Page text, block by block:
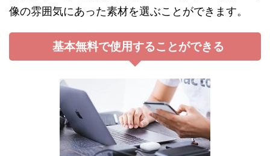
像の雰囲気にあった素材を選ぶことができます。
基本無料で使用することができる